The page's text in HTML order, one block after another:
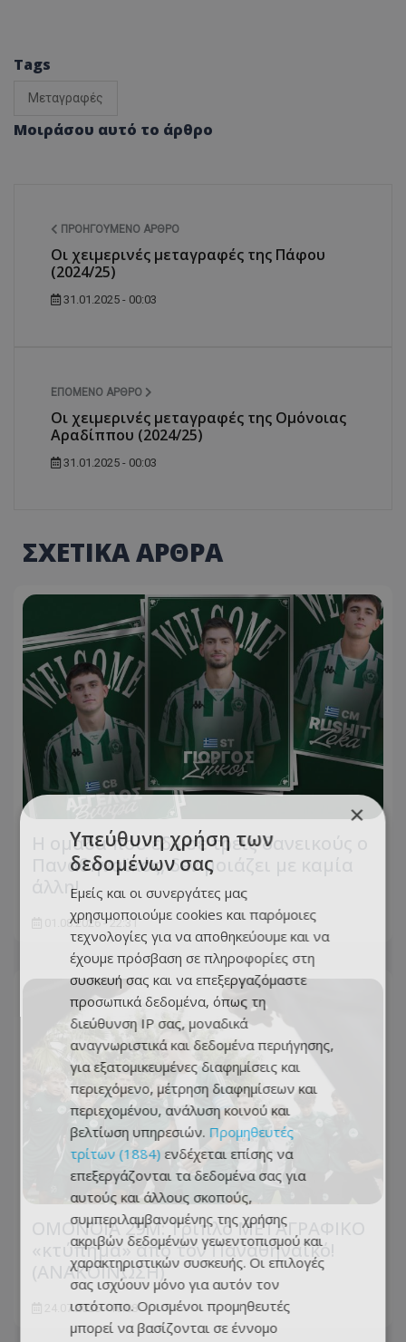
Tags
Μεταγραφές
Μοιράσου αυτό το άρθρο
ΠΡΟΗΓΟΎΜΕΝΟ ΆΡΘΡΟ
Οι χειμερινές μεταγραφές της Πάφου
(2024/25)
31.01.2025 - 00:03
ΕΠΌΜΕΝΟ ΆΡΘΡΟ
Οι χειμερινές μεταγραφές της Ομόνοιας
Αραδίππου (2024/25)
31.01.2025 - 00:03
ΣΧΕΤΙΚΑ ΑΡΘΡΑ
Η ομάδα που έδωσε τρεις δανεικούς ο
Παναθηναϊκός, δεν μοιάζει με καμία
άλλη!
01.08.2026 - 22:31
ΟΜΟΝΟΙΑ 29Μ: Τριπλό ΜΕΤΑΓΡΑΦΙΚΟ
«κτύπημα» από τον Παναθηναϊκό!
(ΑΝΑΚΟΙΝΩΣΗ)
24.07.2026 - 10:08
×
Υπεύθυνη χρήση των
δεδομένων σας
Εμείς και οι συνεργάτες μας
χρησιμοποιούμε cookies και παρόμοιες
τεχνολογίες για να αποθηκεύουμε και να
έχουμε πρόσβαση σε πληροφορίες στη
συσκευή σας και να επεξεργαζόμαστε
προσωπικά δεδομένα, όπως τη
διεύθυνση IP σας, μοναδικά
αναγνωριστικά και δεδομένα περιήγησης,
για εξατομικευμένες διαφημίσεις και
περιεχόμενο, μέτρηση διαφημίσεων και
περιεχομένου, ανάλυση κοινού και
βελτίωση υπηρεσιών. Προμηθευτές
τρίτων (1884) ενδέχεται επίσης να
επεξεργάζονται τα δεδομένα σας για
αυτούς και άλλους σκοπούς,
συμπεριλαμβανομένης της χρήσης
ακριβών δεδομένων γεωεντοπισμού και
χαρακτηριστικών συσκευής. Οι επιλογές
σας ισχύουν μόνο για αυτόν τον
ιστότοπο. Ορισμένοι προμηθευτές
μπορεί να βασίζονται σε έννομο